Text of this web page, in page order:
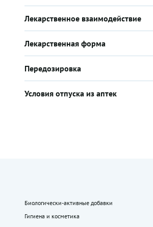
Лекарственное взаимодействие
Лекарственная форма
Передозировка
Условия отпуска из аптек
Биологически-активные добавки
Гигиена и косметика